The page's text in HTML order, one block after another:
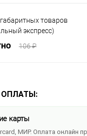
товаров
экспресс)
106 ₽
карты
МИР. Оплата онлайн